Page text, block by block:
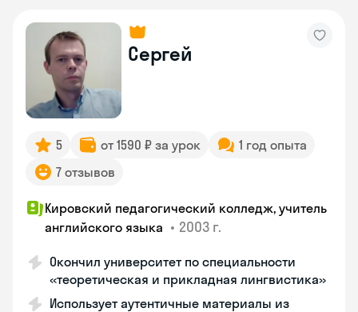
Сергей
5 от 1590 ₽ за урок
1 год опыта
7 отзывов
Кировский педагогический колледж, учитель
английского языка • 2003 г.
Окончил университет по специальности
«теоретическая и прикладная лингвистика»
Использует аутентичные материалы из